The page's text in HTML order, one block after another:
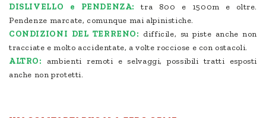
DISLIVELLO e PENDENZA:
tra 800 e 1500m e oltre.
Pendenze marcate, comunque mai alpinistiche.
CONDIZIONI DEL TERRENO: difficile, su piste anche non
tracciate e molto accidentate, a volte rocciose e con ostacoli.
ALTRO:
ambienti remoti e selvaggi, possibili tratti esposti
anche non protetti.